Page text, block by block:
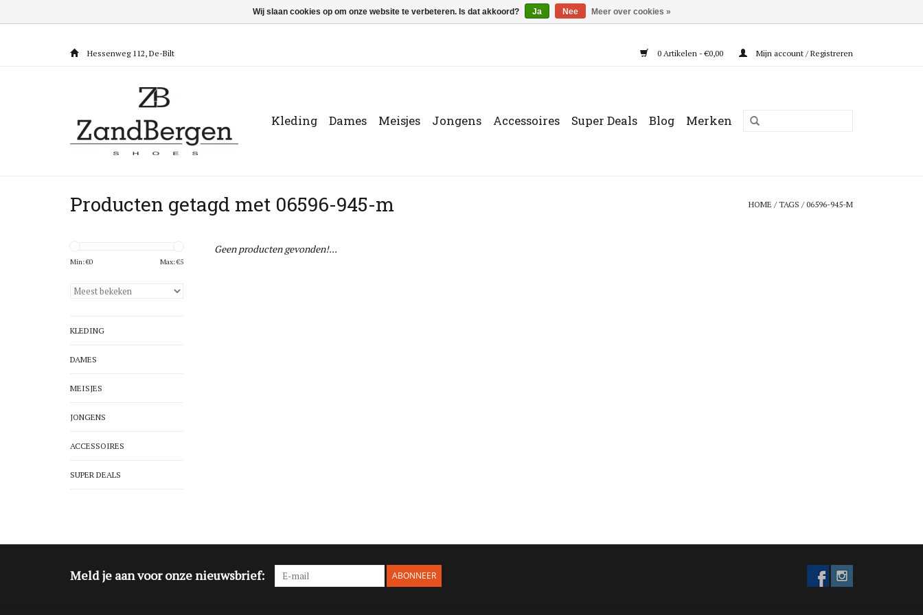
Hessenweg 112, De-Bilt 0 Artikelen - €0,00 Mijn account / Registreren
Kleding Dames Meisjes Jongens Accessoires Super Deals Blog Merken
Producten getagd met 06596-945-m HOME /TAGS /06596-945-M
Min: €0 Max: €5
KLEDING
DAMES
MEISJES
JONGENS
ACCESSOIRES
SUPER DEALS
Geen producten gevonden!...
Meld je aan voor onze nieuwsbrief: ABONNEER
Wij slaan cookies op om onze website te verbeteren. Is dat akkoord? Ja Nee Meer over cookies »